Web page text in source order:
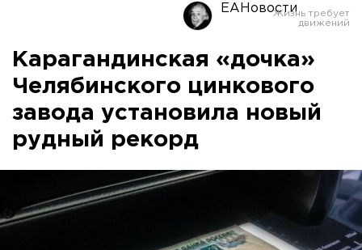
ЕАНовости
Карагандинская «дочка»
Челябинского цинкового
завода установила новый
рудный рекорд